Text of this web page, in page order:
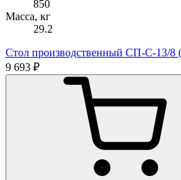
850
Масса, кг
29.2
Стол производственный СП-С-13/8
9 693 ₽